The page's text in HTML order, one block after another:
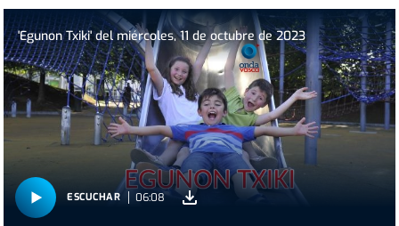
'Egunon Txiki' del miércoles, 11 de octubre de 2023
ESCUCHAR 06:08